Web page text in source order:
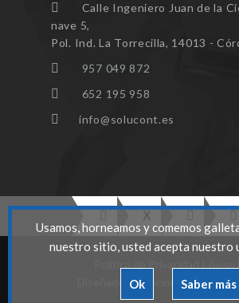
Usamos, horneamos y comemos
nuestro sitio, usted acepta nuestro
Ok Saber más
Calle Ingeniero Juan de la
nave 5,
Pol. Ind. La Torrecilla, 14013 -
957 049 872
652 195 958
info@solucont.es
Diseñado y Posicionado por